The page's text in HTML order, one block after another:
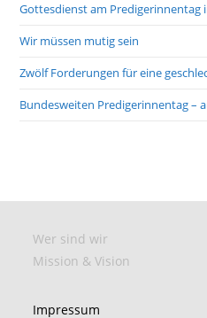
Gottesdienst am Predigerinnentag
Wir müssen mutig sein
Zwölf Forderungen für eine
Bundesweiten Predigerinnentag –
Wer sind wir
Mission & Vision
Impressum